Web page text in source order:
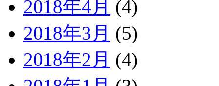
2018年4月 (4)
2018年3月 (5)
2018年2月 (4)